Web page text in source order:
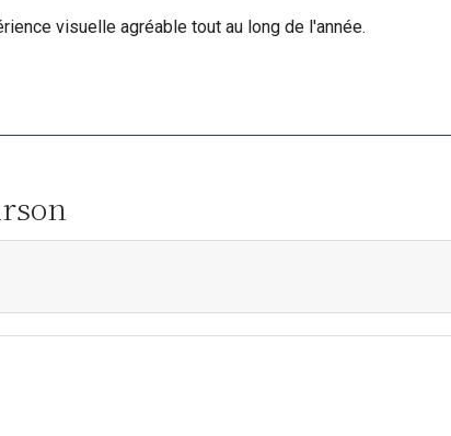
visuelle agréable tout au long de l'année.